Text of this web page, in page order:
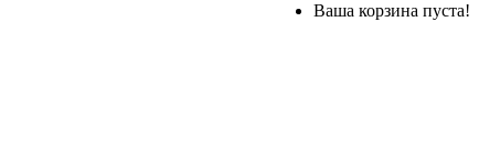
Ваша корзина пуста!